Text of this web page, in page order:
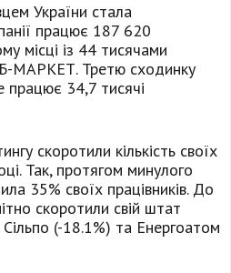
України стала
працює 187 620
місці із 44 тисячами
МАРКЕТ. Третю сходинку
працює 34,7 тисячі
скоротили кількість своїх
Так, протягом минулого
35% своїх працівників. До
скоротили свій штат
(-18.1%) та Енергоатом